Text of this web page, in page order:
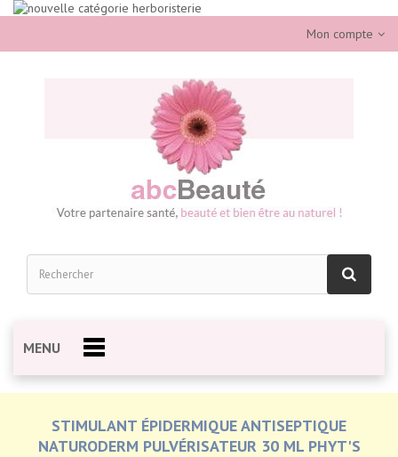
Mon compte
MENU
STIMULANT ÉPIDERMIQUE ANTISEPTIQUE
NATURODERM PULVÉRISATEUR 30 ML PHYT'S